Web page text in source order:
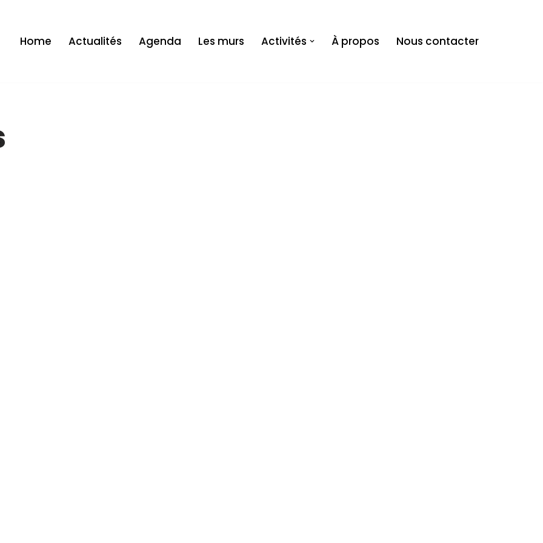
Home Actualités Agenda Les murs Activités À propos Nous contacter